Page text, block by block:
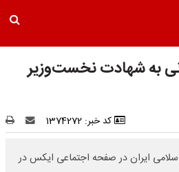
به شهادت نخست‌وزیر
کد خبر: 1374272
ایران در صفحه اجتماعی ایکس در